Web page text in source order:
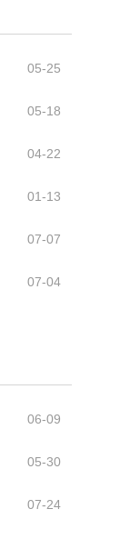
05-25
05-18
04-22
01-13
07-07
07-04
06-09
05-30
07-24